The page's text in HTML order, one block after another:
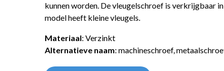
kunnen worden. De vleugelschroef is verkrijgbaar
model heeft kleine vleugels.
Materiaal: Verzinkt
Alternatieve naam: machineschroef,